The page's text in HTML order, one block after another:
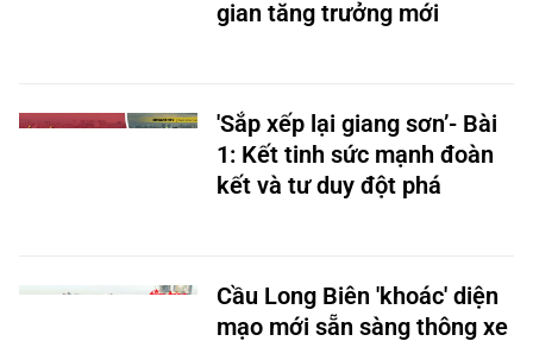
gian tăng trưởng mới
'Sắp xếp lại giang sơn’- Bài
1: Kết tinh sức mạnh đoàn
kết và tư duy đột phá
Cầu Long Biên 'khoác' diện
mạo mới sẵn sàng thông xe